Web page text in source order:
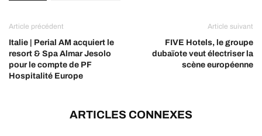
Article précédent
Italie | Perial AM acquiert le
resort & Spa Almar Jesolo
pour le compte de PF
Hospitalité Europe
Article suivant
FIVE Hotels, le groupe
dubaïote veut électriser la
scène européenne
ARTICLES CONNEXES